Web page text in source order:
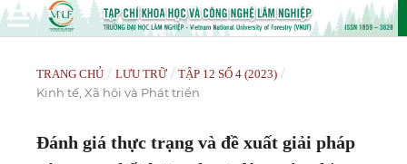
TRANG CHỦ / LƯU TRỮ / TẬP 12 SỐ 4 (2023) /
Kinh tế, Xã hội và Phát triển
Đánh giá thực trạng và đề xuất giải pháp